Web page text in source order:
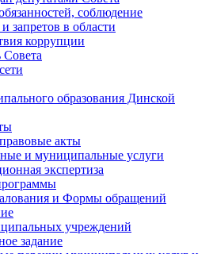
соблюдение
запретов в области
коррупции
Совета
образования Динской
акты
и муниципальные услуги
экспертиза
и Формы обращений
учреждений
задание